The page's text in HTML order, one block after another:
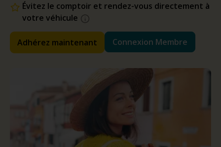
Évitez le comptoir et rendez-vous directement à
votre véhicule
Adhérez maintenant Connexion Membre